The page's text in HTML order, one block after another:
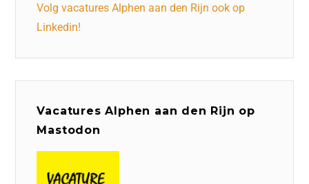
Volg vacatures Alphen aan den Rijn ook op
Linkedin!
Vacatures Alphen aan den Rijn op
Mastodon